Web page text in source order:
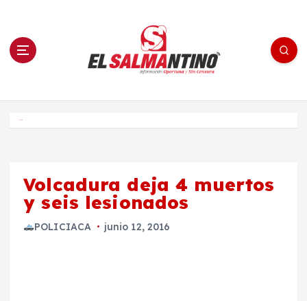
n El Salmantino - medios/noticias/editorial
Volcadura deja 4 muertos
y seis lesionados
POLICIACA junio 12, 2016